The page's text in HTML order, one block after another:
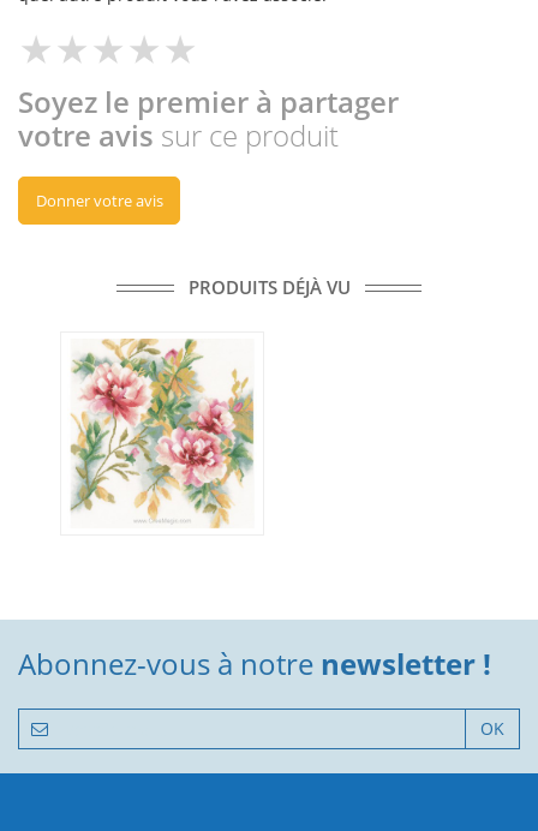
Soyez le premier à partager
votre avis sur ce produit
Donner votre avis
PRODUITS DÉJÀ VU
Abonnez-vous à notre newsletter !
OK